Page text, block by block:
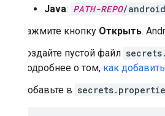
Java: PATH-REPO/
Нажмите кнопку Открыть.
Создайте пустой файл
Подробнее о том, как
Добавьте в